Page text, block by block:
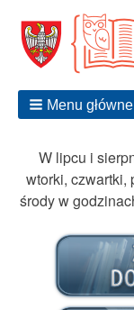
Menu główne
W lipcu i
wtorki, czwartki,
środy w